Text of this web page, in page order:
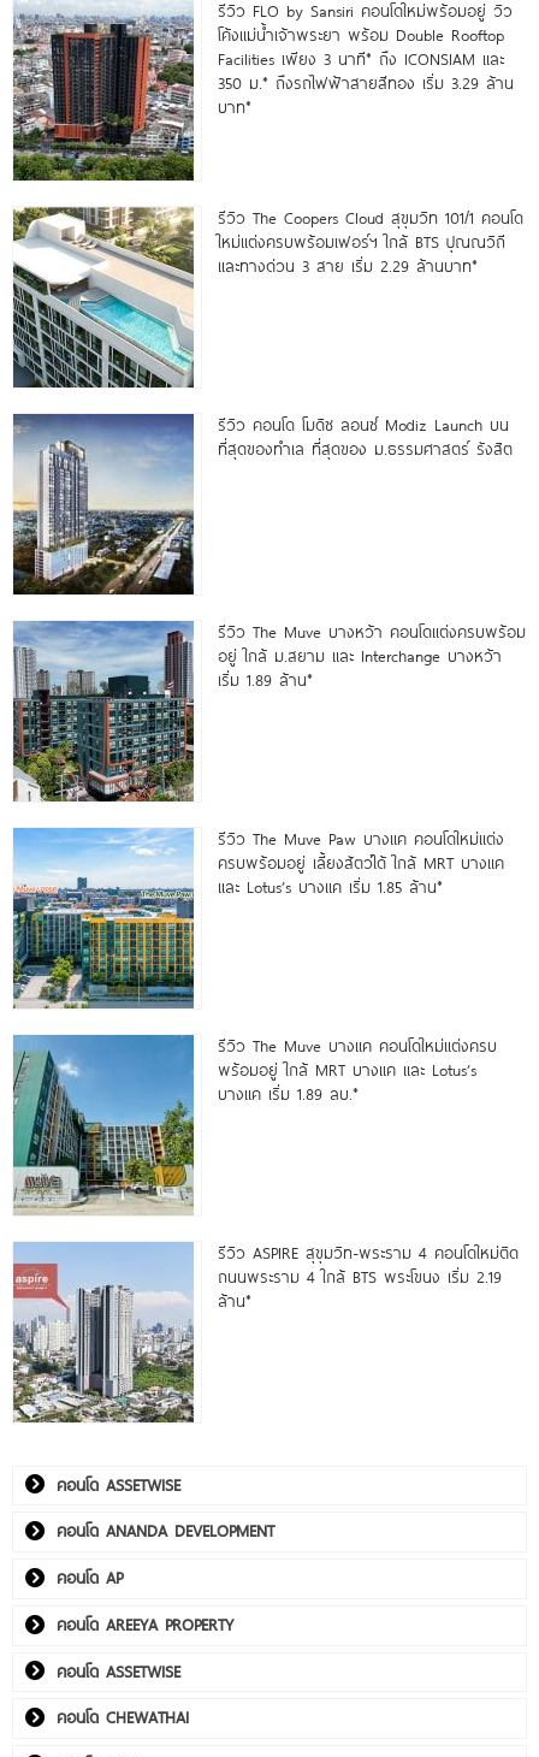
รีวิว FLO by Sansiri คอนโดใหม่พร้อมอยู่ วิว
โค้งแม่น้ำเจ้าพระยา พร้อม Double Rooftop
Facilities เพียง 3 นาที* ถึง ICONSIAM และ
350 ม.* ถึงรถไฟฟ้าสายสีทอง เริ่ม 3.29 ล้าน
บาท*
รีวิว The Coopers Cloud สุขุมวิท 101/1 คอนโด
ใหม่แต่งครบพร้อมเฟอร์ฯ ใกล้ BTS ปุณณวิถี
และทางด่วน 3 สาย เริ่ม 2.29 ล้านบาท*
รีวิว คอนโด โมดิซ ลอนซ์ Modiz Launch บน
ที่สุดของทำเล ที่สุดของ ม.ธรรมศาสตร์ รังสิต
รีวิว The Muve บางหว้า คอนโดแต่งครบพร้อม
อยู่ ใกล้ ม.สยาม และ Interchange บางหว้า
เริ่ม 1.89 ล้าน*
รีวิว The Muve Paw บางแค คอนโดใหม่แต่ง
ครบพร้อมอยู่ เลี้ยงสัตว์ได้ ใกล้ MRT บางแค
และ Lotus’s บางแค เริ่ม 1.85 ล้าน*
รีวิว The Muve บางแค คอนโดใหม่แต่งครบ
พร้อมอยู่ ใกล้ MRT บางแค และ Lotus’s
บางแค เริ่ม 1.89 ลบ.*
รีวิว ASPIRE สุขุมวิท-พระราม 4 คอนโดใหม่ติด
ถนนพระราม 4 ใกล้ BTS พระโขนง เริ่ม 2.19
ล้าน*
คอนโด ASSETWISE
คอนโด ANANDA DEVELOPMENT
คอนโด AP
คอนโด AREEYA PROPERTY
คอนโด ASSETWISE
คอนโด CHEWATHAI